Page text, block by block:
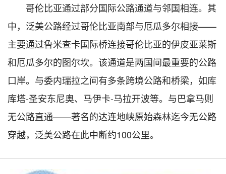
哥伦比亚通过部分国际公路通道与邻国相连。其
中，泛美公路经过哥伦比亚南部与厄瓜多尔相接——
主要通过鲁米查卡国际桥连接哥伦比亚的伊皮亚莱斯
和厄瓜多尔的图尔坎。该通道是两国间最重要的公路
口岸。与委内瑞拉之间有多条跨境公路和桥梁，如库
库塔-圣安东尼奥、马伊卡-马拉开波等。与巴拿马则
无公路直通——著名的达连地峡原始森林迄今无公路
穿越，泛美公路在此中断约100公里。